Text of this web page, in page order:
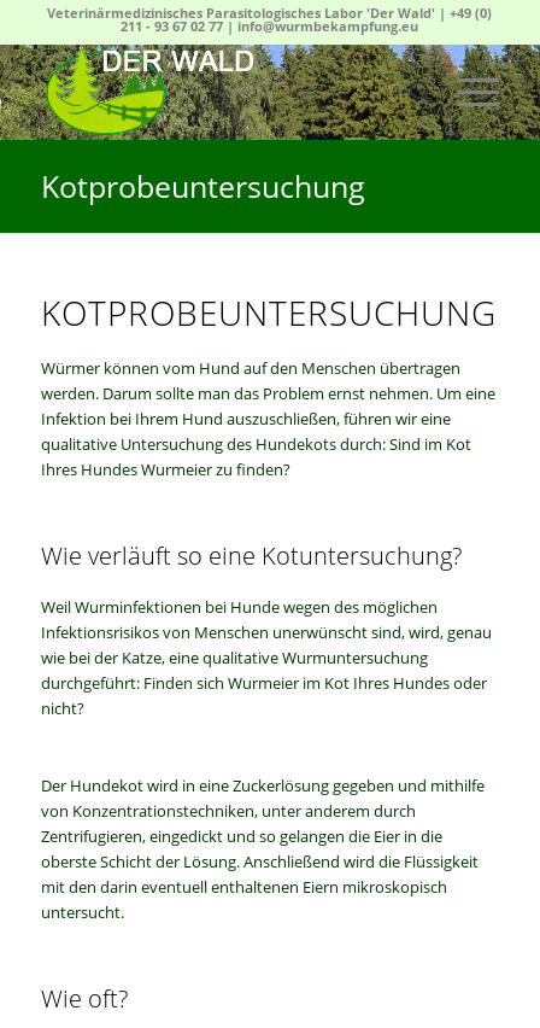
Veterinärmedizinisches Parasitologisches Labor 'Der Wald' |+49 (0)
211 - 93 67 02 77 | info@wurmbekampfung.eu
Kotprobeuntersuchung
KOTPROBEUNTERSUCHUNG
Würmer können vom Hund auf den Menschen übertragen
werden. Darum sollte man das Problem ernst nehmen. Um eine
Infektion bei Ihrem Hund auszuschließen, führen wir eine
qualitative Untersuchung des Hundekots durch: Sind im Kot
Ihres Hundes Wurmeier zu finden?
Wie verläuft so eine Kotuntersuchung?
Weil Wurminfektionen bei Hunde wegen des möglichen
Infektionsrisikos von Menschen unerwünscht sind, wird, genau
wie bei der Katze, eine qualitative Wurmuntersuchung
durchgeführt: Finden sich Wurmeier im Kot Ihres Hundes oder
nicht?
Der Hundekot wird in eine Zuckerlösung gegeben und mithilfe
von Konzentrationstechniken, unter anderem durch
Zentrifugieren, eingedickt und so gelangen die Eier in die
oberste Schicht der Lösung. Anschließend wird die Flüssigkeit
mit den darin eventuell enthaltenen Eiern mikroskopisch
untersucht.
Wie oft?